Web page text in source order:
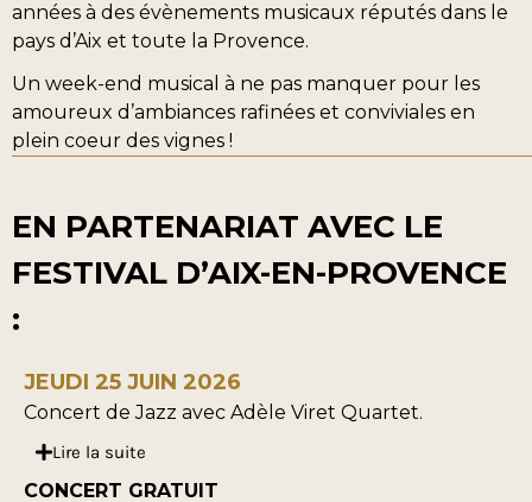
années à des évènements musicaux réputés dans le
pays d’Aix et toute la Provence.
Un week-end musical à ne pas manquer pour les
amoureux d’ambiances rafinées et conviviales en
plein coeur des vignes !
EN PARTENARIAT AVEC LE
FESTIVAL D’AIX-EN-PROVENCE
:
JEUDI 25 JUIN 2026
Concert de Jazz avec Adèle Viret Quartet.
Lire la suite
CONCERT GRATUIT